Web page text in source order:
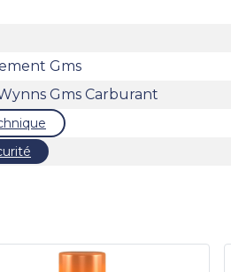
Gms
Gms Carburant